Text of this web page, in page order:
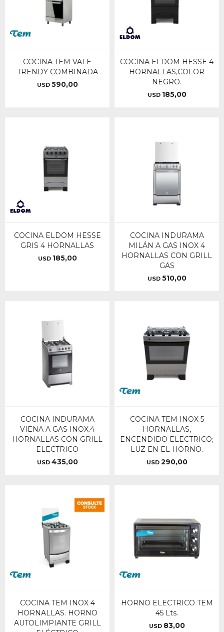
COCINA TEM VALE
TRENDY COMBINADA
USD 590,00
COCINA ELDOM HESSE 4
HORNALLAS,COLOR
NEGRO.
USD 185,00
COCINA ELDOM HESSE
GRIS 4 HORNALLAS
USD 185,00
COCINA INDURAMA
MILÁN A GAS INOX 4
HORNALLAS CON GRILL
GAS
USD 510,00
COCINA INDURAMA
VIENA A GAS INOX.4
HORNALLAS CON GRILL
ELECTRICO
USD 435,00
COCINA TEM INOX 5
HORNALLAS,
ENCENDIDO ELECTRICO;
LUZ EN EL HORNO.
USD 290,00
COCINA TEM INOX 4
HORNALLAS. HORNO
AUTOLIMPIANTE GRILL
HORNO ELECTRICO TEM
45 Lts.
USD 83,00